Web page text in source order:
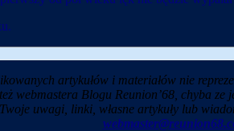
artykułów i materiałów nie
webmastera Blogu Reunion’68, chyba ze
Twoje uwagi, linki, własne artykuły lub